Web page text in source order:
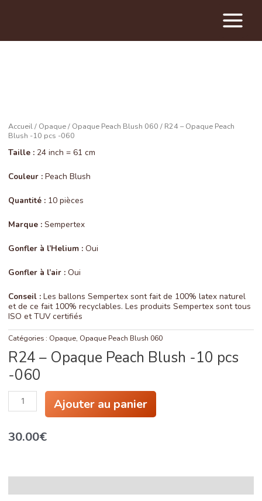
Main
Menu
Accueil/ Opaque/ Opaque Peach Blush 060 / R24 – Opaque Peach
Blush -10 pcs -060
Taille : 24 inch = 61 cm
Couleur : Peach Blush
Quantité : 10 pièces
Marque : Sempertex
Gonfler à l’Helium : Oui
Gonfler à l’air : Oui
Conseil : Les ballons Sempertex sont fait de 100% latex naturel
et de ce fait 100% recyclables. Les produits Sempertex sont tous
ISO et TUV certifiés
Catégories : Opaque, Opaque Peach Blush 060
R24 – Opaque Peach Blush -10 pcs
-060
quantité
Opaque
pcs
Ajouter au panier
30.00€